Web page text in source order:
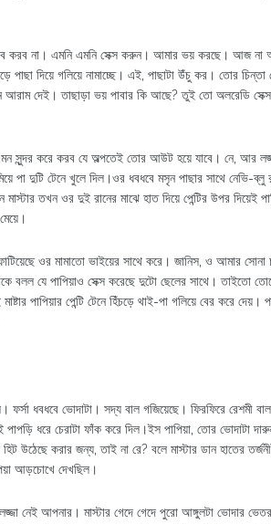
করব না। এমনি এমনি সেক্স করুন। আমার ভয় করছে। আজ না
পাছা দিয়ে গলিয়ে নামাচ্ছে। এই, পাছাটা উঁচু কর। তোর
আরাম দেই। তাছাড়া ভয় পাবার কি আছে? তুই তো অলরেডি
সুন্দর করে করব যে অল্পতেই তোর আউট হয়ে যাবে। নে, আর
পা দুটি টেনে খুলে দিল।ওর ধবধবে মসৃন পাছার সাথে নেভি-ব্লু
তখন ওর দুই রানের মাঝে হাত দিয়ে পেন্টির উপর দিয়েই
ওর মামাতো ভাইয়ের সাথে করে। জানিস, ও আমার সোনা
বলল যে পাপিয়াও সেক্স করেছে দুটো ছেলের সাথে। তাইতো
পাপিয়ার পেন্টি টেনে হিঁচড়ে থাই-পা গলিয়ে বের করে দেয়।
ফর্সা ধবধবে ভোদাটা। সদ্য বাল গজিয়েছে। ফিরফিরে রেশমী
ধরে চেরাটা ফাঁক করে দিল।ইস পাপিয়া, তোর ভোদাটা
করার জন্য, তাই না রে? বলে মাস্টার ডান হাতের
আড়চোখে দেখছিল।
নেই আপনার। মাস্টার গেদে গেদে পুরো আঙ্গুলটা ভোদার